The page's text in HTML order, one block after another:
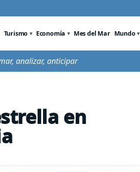
Turismo Economía Mes del Mar Mundo
analizar, anticipar
en